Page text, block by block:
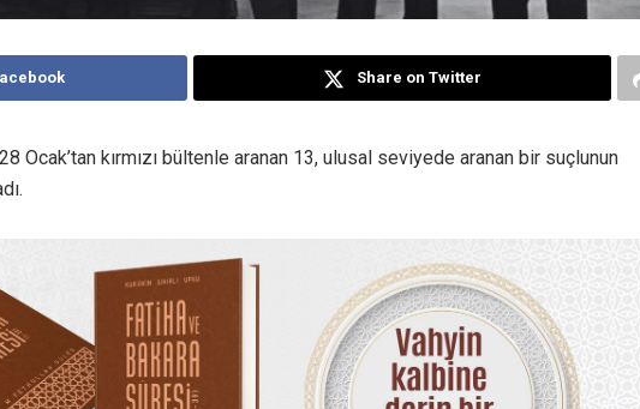
Share on Twitter
Ocak’tan kırmızı bültenle aranan 13, ulusal seviyede aranan bir suçlunun